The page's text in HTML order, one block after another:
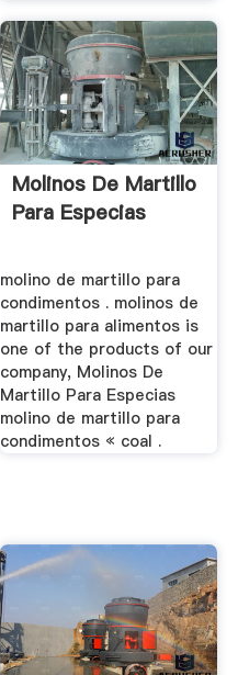
Molinos De Martillo
Para Especias
molino de martillo para
condimentos . molinos de
martillo para alimentos is
one of the products of our
company, Molinos De
Martillo Para Especias
molino de martillo para
condimentos « coal .